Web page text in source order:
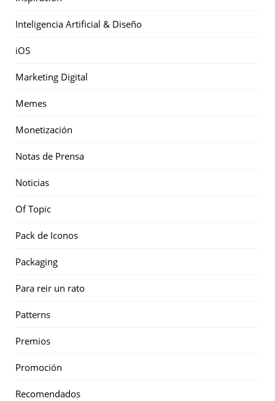
Inteligencia Artificial & Diseño
iOS
Marketing Digital
Memes
Monetización
Notas de Prensa
Noticias
Of Topic
Pack de Iconos
Packaging
Para reir un rato
Patterns
Premios
Promoción
Recomendados